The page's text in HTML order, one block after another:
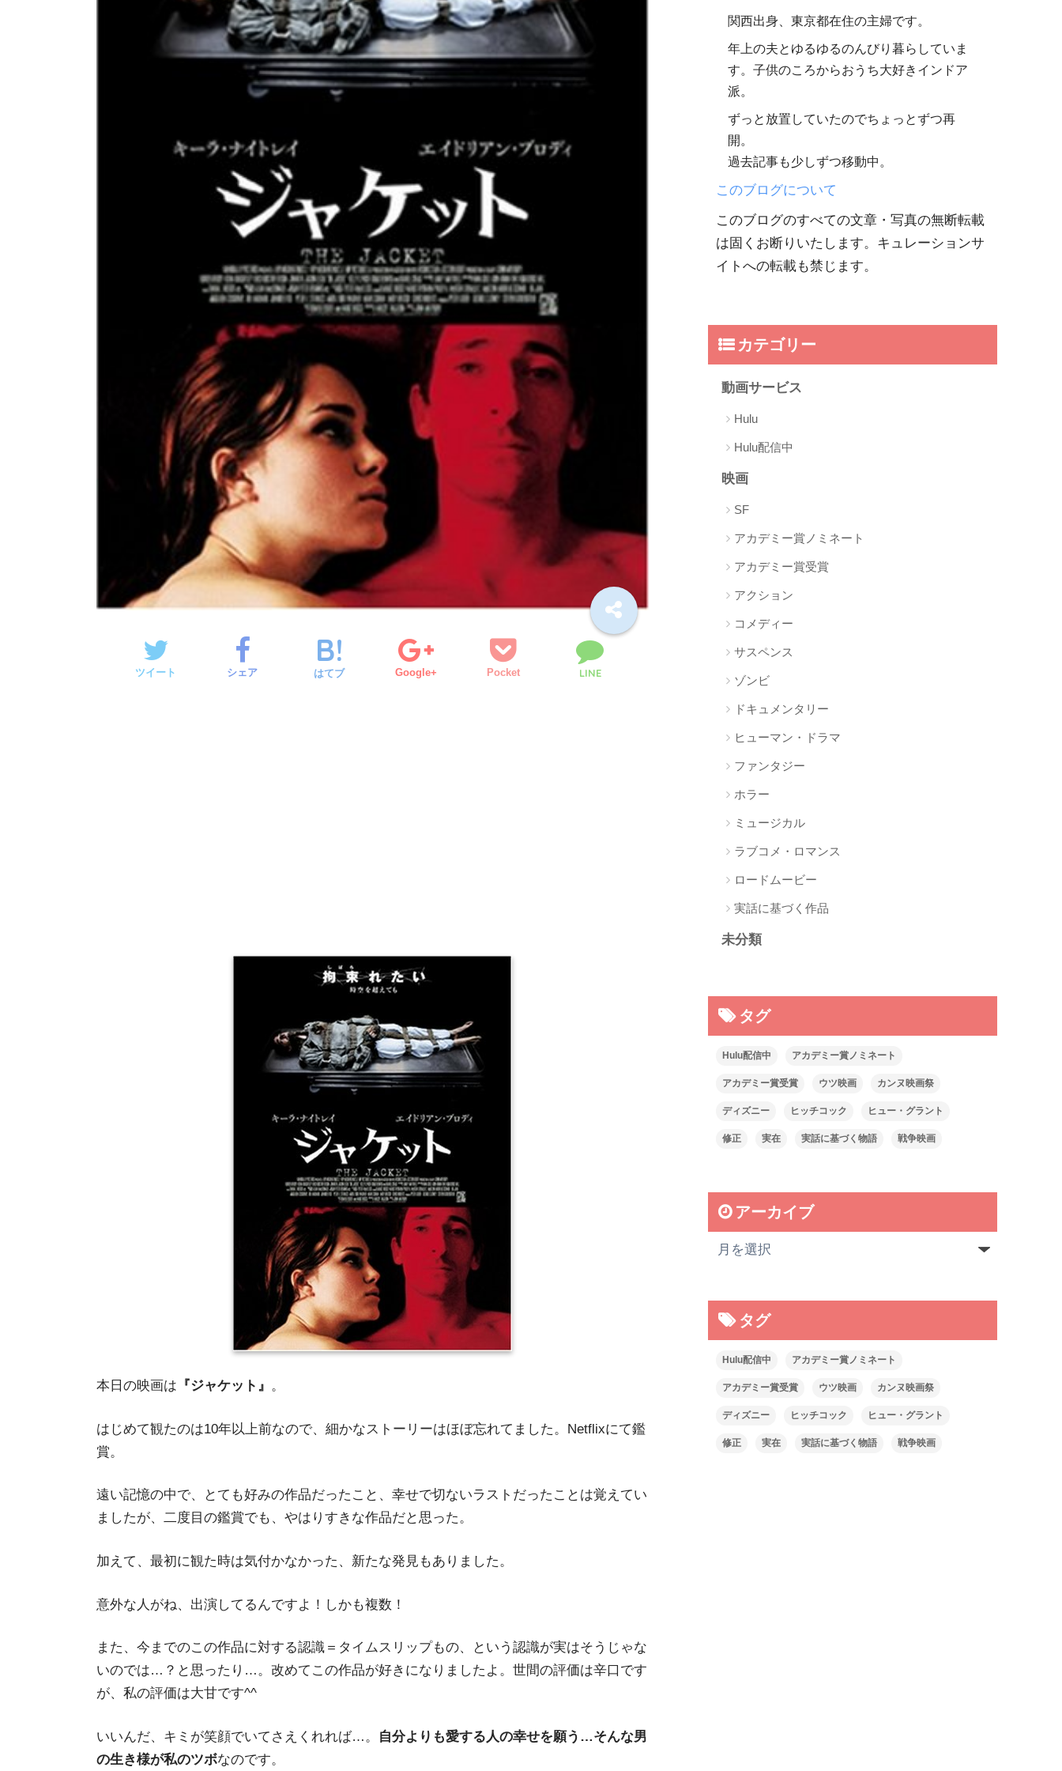
ツイート シェア はてブ Google+ Pocket LINE
本日の映画は 『ジャケット』 。
はじめて観たのは10年以上前なので、細かなストーリーはほぼ忘れてました。Netflixにて鑑
賞。
遠い記憶の中で、とても好みの作品だったこと、幸せで切ないラストだったことは覚えてい
ましたが、二度目の鑑賞でも、やはりすきな作品だと思った。
加えて、最初に観た時は気付かなかった、新たな発見もありました。
意外な人がね、出演してるんですよ！しかも複数！
また、今までのこの作品に対する認識＝タイムスリップもの、という認識が実はそうじゃな
いのでは…？と思ったり…。改めてこの作品が好きになりましたよ。世間の評価は辛口です
が、私の評価は大甘です^^
いいんだ、キミが笑顔でいてさえくれれば…。
自分よりも愛する人の幸せを願う…そんな男
の生き様が私のツボなのです。
関西出身、東京都在住の主婦です。
年上の夫とゆるゆるのんびり暮らしていま
す。子供のころからおうち大好きインドア
派。
ずっと放置していたのでちょっとずつ再
開。
過去記事も少しずつ移動中。
このブログについて
このブログのすべての文章・写真の無断転載
は固くお断りいたします。キュレーションサ
イトへの転載も禁じます。
カテゴリー
動画サービス
Hulu
Hulu配信中
映画
SF
アカデミー賞ノミネート
アカデミー賞受賞
アクション
コメディー
サスペンス
ゾンビ
ドキュメンタリー
ヒューマン・ドラマ
ファンタジー
ホラー
ミュージカル
ラブコメ・ロマンス
ロードムービー
実話に基づく作品
未分類
タグ
Hulu配信中 アカデミー賞ノミネート
アカデミー賞受賞 ウツ映画 カンヌ映画祭
ディズニー ヒッチコック ヒュー・グラント
修正 実在 実話に基づく物語 戦争映画
アーカイブ
タグ
Hulu配信中 アカデミー賞ノミネート
アカデミー賞受賞 ウツ映画 カンヌ映画祭
ディズニー ヒッチコック ヒュー・グラント
修正 実在 実話に基づく物語 戦争映画